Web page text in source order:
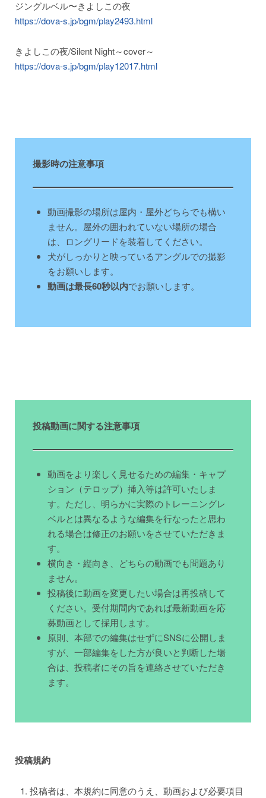
ジングルベル〜きよしこの夜
https://dova-s.jp/bgm/play2493.html
きよしこの夜/Silent Night～cover～
https://dova-s.jp/bgm/play12017.html
撮影時の注意事項
動画撮影の場所は屋内・屋外どちらでも構い
ません。屋外の囲われていない場所の場合
は、ロングリードを装着してください。
犬がしっかりと映っているアングルでの撮影
をお願いします。
動画は最長60秒以内でお願いします。
投稿動画に関する注意事項
動画をより楽しく見せるための編集・キャプ
ション（テロップ）挿入等は許可いたしま
す。ただし、明らかに実際のトレーニングレ
ベルとは異なるような編集を行なったと思わ
れる場合は修正のお願いをさせていただきま
す。
横向き・縦向き、どちらの動画でも問題あり
ません。
投稿後に動画を変更したい場合は再投稿して
ください。受付期間内であれば最新動画を応
募動画として採用します。
原則、本部での編集はせずにSNSに公開しま
すが、一部編集をした方が良いと判断した場
合は、投稿者にその旨を連絡させていただき
ます。
投稿規約
投稿者は、本規約に同意のうえ、動画および必要項目